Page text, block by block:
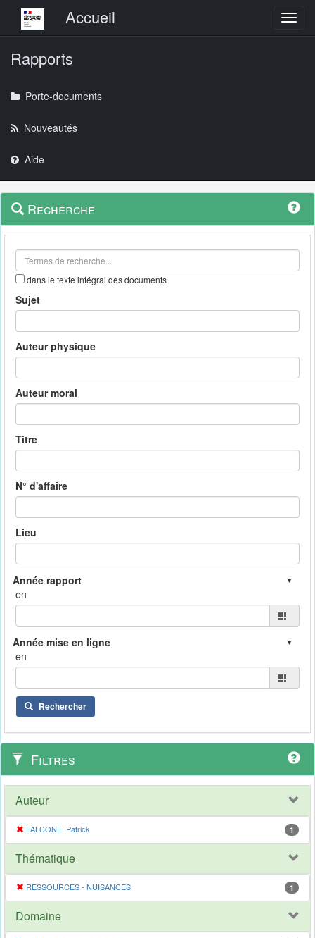
Menu principalAccueil
Rapports
Porte-documents
Nouveautés
Aide
Navigation
outils
Menu
contextuel
Recherche
dans le texte intégral des documents
Sujet
Auteur physique
Auteur moral
Titre
N° d'affaire
Lieu
en
en
Rechercher
Filtres
Auteur
FALCONE, Patrick 1
Thématique
RESSOURCES - NUISANCES 1
Domaine